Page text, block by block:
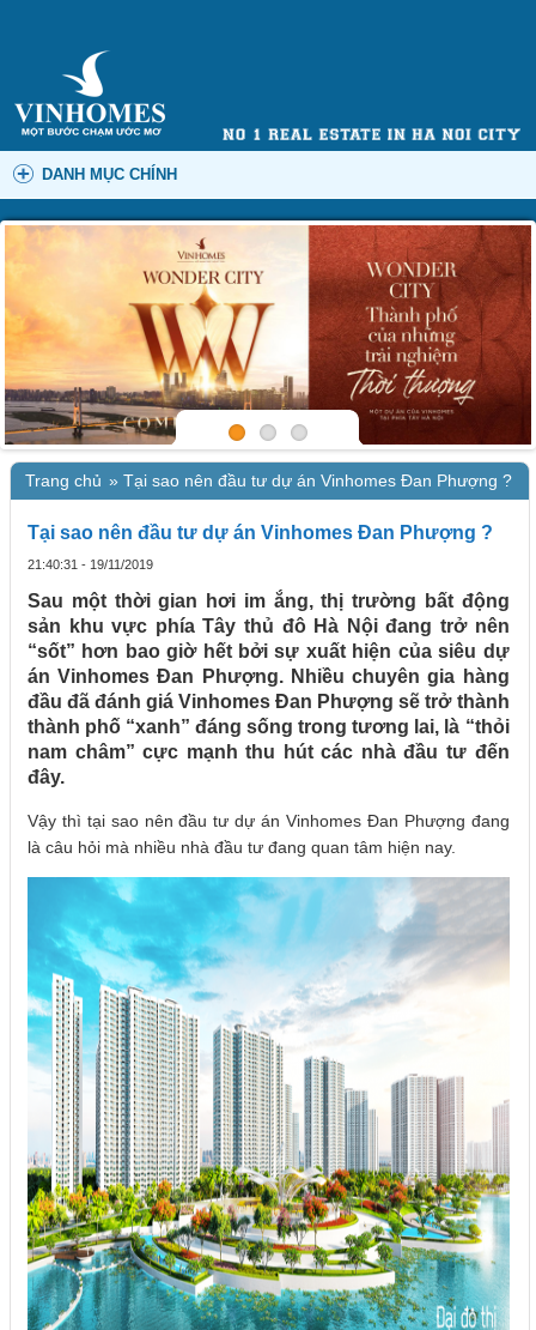
DANH MỤC CHÍNH
Trang chủ » Tại sao nên đầu tư dự án Vinhomes Đan Phượng ?
Tại sao nên đầu tư dự án Vinhomes Đan Phượng ?
21:40:31 - 19/11/2019
Sau một thời gian hơi im ắng, thị trường bất động
sản khu vực phía Tây thủ đô Hà Nội đang trở nên
“sốt” hơn bao giờ hết bởi sự xuất hiện của siêu dự
án Vinhomes Đan Phượng. Nhiều chuyên gia hàng
đầu đã đánh giá Vinhomes Đan Phượng sẽ trở thành
thành phố “xanh” đáng sống trong tương lai, là “thỏi
nam châm” cực mạnh thu hút các nhà đầu tư đến
đây.
Vậy thì tại sao nên đầu tư dự án Vinhomes Đan Phượng đang
là câu hỏi mà nhiều nhà đầu tư đang quan tâm hiện nay.